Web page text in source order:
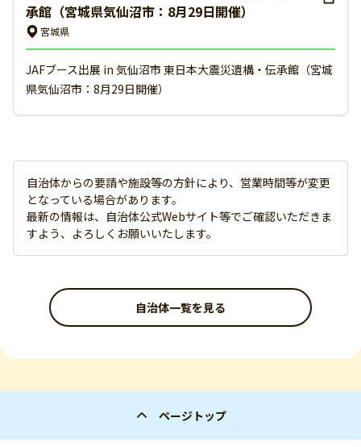
承館（宮城県気仙沼市：8月29日開催）
宮城県
JAFブース出展 in 気仙沼市 東日本大震災遺構・伝承館（宮城
県気仙沼市：8月29日開催）
自治体からの要請や施設等の方針により、営業時間等が変更
となっている場合があります。
最新の情報は、自治体公式Webサイト等でご確認いただきま
すよう、よろしくお願いいたします。
自治体一覧を見る
ページトップ